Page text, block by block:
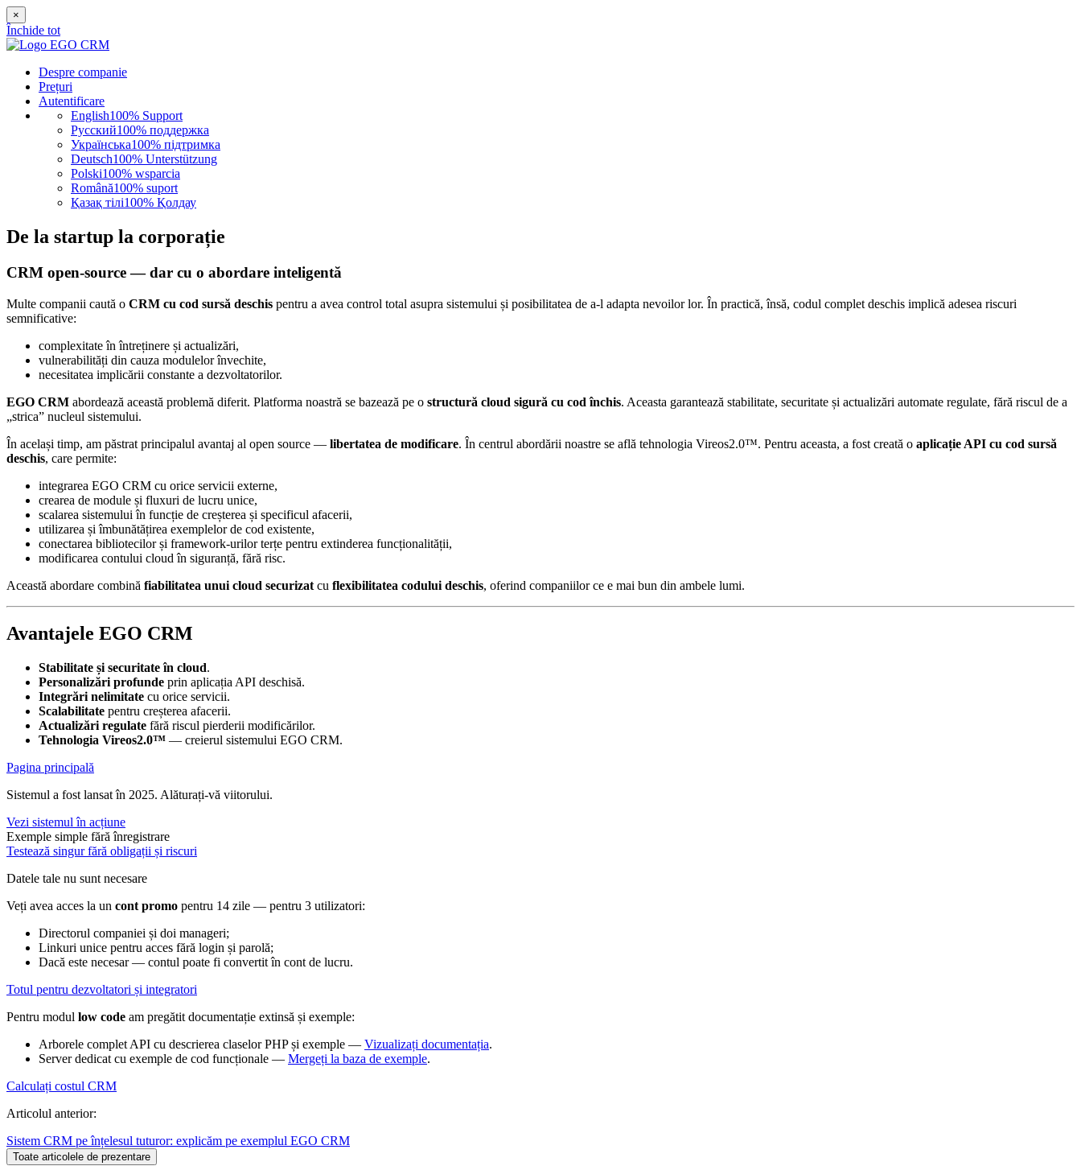
×
Închide tot
Despre companie
Prețuri
Autentificare
English100% Support
Русский100% поддержка
Українська100% підтримка
Deutsch100% Unterstützung
Polski100% wsparcia
Română100% suport
Қазақ тілі100% Қолдау
De la startup la corporație
CRM open-source — dar cu o abordare inteligentă
Multe companii caută o CRM cu cod sursă deschis pentru a avea control total asupra sistemului și posibilitatea de a-l adapta nevoilor lor. În practică, însă, codul complet deschis implică adesea riscuri
semnificative:
complexitate în întreținere și actualizări,
vulnerabilități din cauza modulelor învechite,
necesitatea implicării constante a dezvoltatorilor.
EGO CRM abordează această problemă diferit. Platforma noastră se bazează pe o structură cloud sigură cu cod închis. Aceasta garantează stabilitate, securitate și actualizări automate regulate, fără riscul de a
„strica” nucleul sistemului.
În același timp, am păstrat principalul avantaj al open source — libertatea de modificare. În centrul abordării noastre se află tehnologia Vireos2.0™. Pentru aceasta, a fost creată o aplicație API cu cod sursă
deschis, care permite:
integrarea EGO CRM cu orice servicii externe,
crearea de module și fluxuri de lucru unice,
scalarea sistemului în funcție de creșterea și specificul afacerii,
utilizarea și îmbunătățirea exemplelor de cod existente,
conectarea bibliotecilor și framework-urilor terțe pentru extinderea funcționalității,
modificarea contului cloud în siguranță, fără risc.
Această abordare combină fiabilitatea unui cloud securizat cu flexibilitatea codului deschis, oferind companiilor ce e mai bun din ambele lumi.
Avantajele EGO CRM
Stabilitate și securitate în cloud.
Personalizări profunde prin aplicația API deschisă.
Integrări nelimitate cu orice servicii.
Scalabilitate pentru creșterea afacerii.
Actualizări regulate fără riscul pierderii modificărilor.
Tehnologia Vireos2.0™ — creierul sistemului EGO CRM.
Pagina principală
Sistemul a fost lansat în 2025. Alăturați-vă viitorului.
Vezi sistemul în acțiune
Exemple simple fără înregistrare
Testează singur fără obligații și riscuri
Datele tale nu sunt necesare
Veți avea acces la un cont promo pentru 14 zile — pentru 3 utilizatori:
Directorul companiei și doi manageri;
Linkuri unice pentru acces fără login și parolă;
Dacă este necesar — contul poate fi convertit în cont de lucru.
Totul pentru dezvoltatori și integratori
Pentru modul low code am pregătit documentație extinsă și exemple:
Arborele complet API cu descrierea claselor PHP și exemple — Vizualizați documentația.
Server dedicat cu exemple de cod funcționale — Mergeți la baza de exemple.
Calculați costul CRM
Articolul anterior:
Sistem CRM pe înțelesul tuturor: explicăm pe exemplul EGO CRM
Toate articolele de prezentare